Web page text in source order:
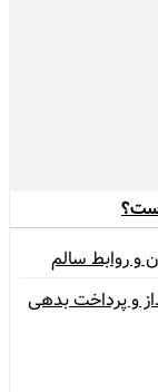
سالم
پرداخت بدهی